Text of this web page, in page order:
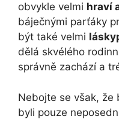
obvykle velmi hraví
báječnými parťáky
být také velmi
dělá skvélého
správně zachází a
Nebojte se však,
byli pouze